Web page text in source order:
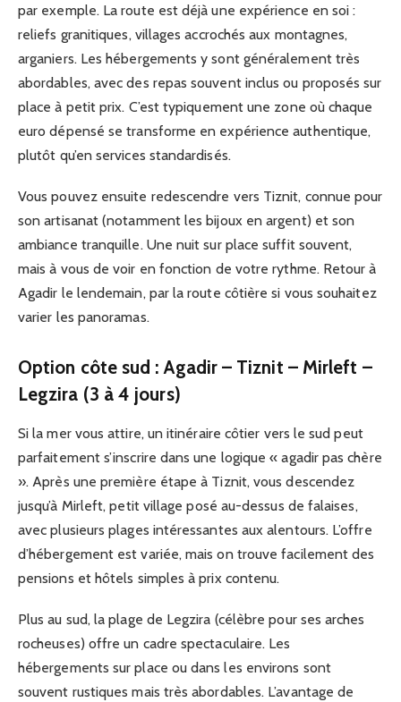
par exemple. La route est déjà une expérience en soi :
reliefs granitiques, villages accrochés aux montagnes,
arganiers. Les hébergements y sont généralement très
abordables, avec des repas souvent inclus ou proposés sur
place à petit prix. C’est typiquement une zone où chaque
euro dépensé se transforme en expérience authentique,
plutôt qu’en services standardisés.
Vous pouvez ensuite redescendre vers Tiznit, connue pour
son artisanat (notamment les bijoux en argent) et son
ambiance tranquille. Une nuit sur place suffit souvent,
mais à vous de voir en fonction de votre rythme. Retour à
Agadir le lendemain, par la route côtière si vous souhaitez
varier les panoramas.
Option côte sud : Agadir – Tiznit – Mirleft –
Legzira (3 à 4 jours)
Si la mer vous attire, un itinéraire côtier vers le sud peut
parfaitement s’inscrire dans une logique « agadir pas chère
». Après une première étape à Tiznit, vous descendez
jusqu’à Mirleft, petit village posé au-dessus de falaises,
avec plusieurs plages intéressantes aux alentours. L’offre
d’hébergement est variée, mais on trouve facilement des
pensions et hôtels simples à prix contenu.
Plus au sud, la plage de Legzira (célèbre pour ses arches
rocheuses) offre un cadre spectaculaire. Les
hébergements sur place ou dans les environs sont
souvent rustiques mais très abordables. L’avantage de